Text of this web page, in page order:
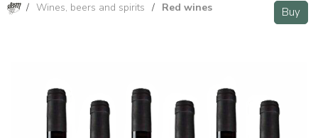
/ Wines, beers and spirits / Red wines Buy
Sasso Nero Rosso Toscana IGT - 6 bottiglie - Il Poggiolo Buy